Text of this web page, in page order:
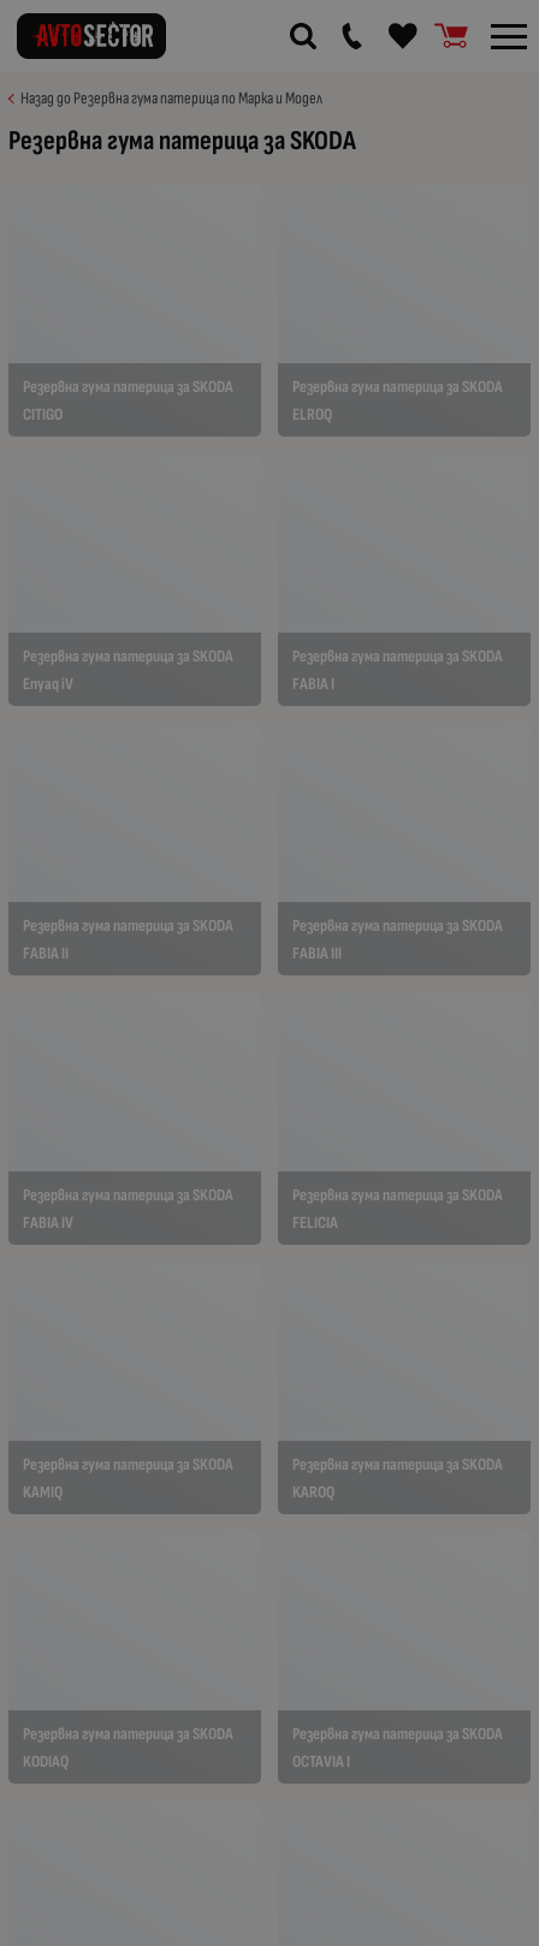
Назад до Резервна гума патерица по Марка и Модел
Резервна гума патерица за SKODA
Резервна гума патерица за SKODA
CITIGO
Резервна гума патерица за SKODA
ELROQ
Резервна гума патерица за SKODA
Enyaq iV
Резервна гума патерица за SKODA
FABIA I
Резервна гума патерица за SKODA
FABIA II
Резервна гума патерица за SKODA
FABIA III
Резервна гума патерица за SKODA
FABIA IV
Резервна гума патерица за SKODA
FELICIA
Резервна гума патерица за SKODA
KAMIQ
Резервна гума патерица за SKODA
KAROQ
Резервна гума патерица за SKODA
KODIAQ
Резервна гума патерица за SKODA
OCTAVIA I